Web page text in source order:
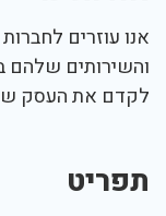
אנו עוזרים
והשירותים שלהם
לקדם את העסק
תפריט